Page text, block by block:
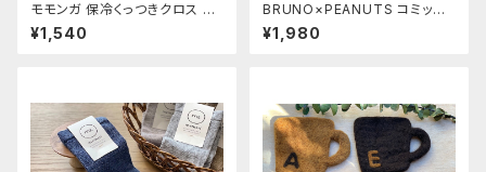
モモンガ 保冷くっつきクロス ト
ラ
¥1,540
BRUNO×PEANUTS コミック
アラームクロック《FROAT》
¥1,980